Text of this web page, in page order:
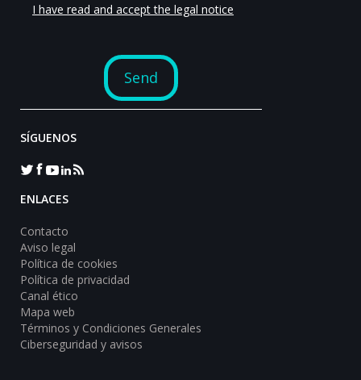
SÍGUENOS
ENLACES
Contacto
Aviso legal
Política de cookies
Política de privacidad
Canal ético
Mapa web
Términos y Condiciones Generales
Ciberseguridad y avisos